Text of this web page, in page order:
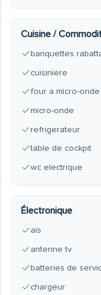
Cuisine /
banquettes
cuisiniere
four a micro-onde
micro-onde
refrigerateur
table de cockpit
wc electrique
Électronique
ais
antenne tv
batteries de
chargeur